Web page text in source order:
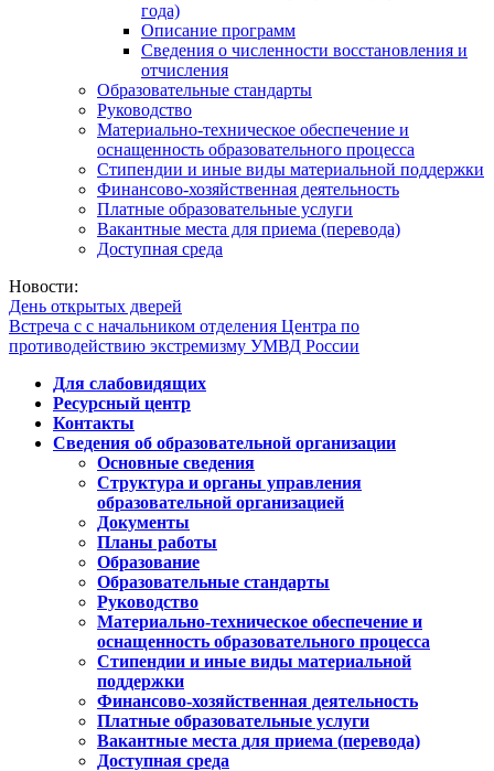
года)
Описание программ
Сведения о численности восстановления и
отчисления
Образовательные стандарты
Руководство
Материально-техническое обеспечение и
оснащенность образовательного процесса
Стипендии и иные виды материальной поддержки
Финансово-хозяйственная деятельность
Платные образовательные услуги
Вакантные места для приема (перевода)
Доступная среда
Новости:
День открытых дверей
Встреча с с начальником отделения Центра по
противодействию экстремизму УМВД России
Для слабовидящих
Ресурсный центр
Контакты
Сведения об образовательной организации
Основные сведения
Структура и органы управления
образовательной организацией
Документы
Планы работы
Образование
Образовательные стандарты
Руководство
Материально-техническое обеспечение и
оснащенность образовательного процесса
Стипендии и иные виды материальной
поддержки
Финансово-хозяйственная деятельность
Платные образовательные услуги
Вакантные места для приема (перевода)
Доступная среда